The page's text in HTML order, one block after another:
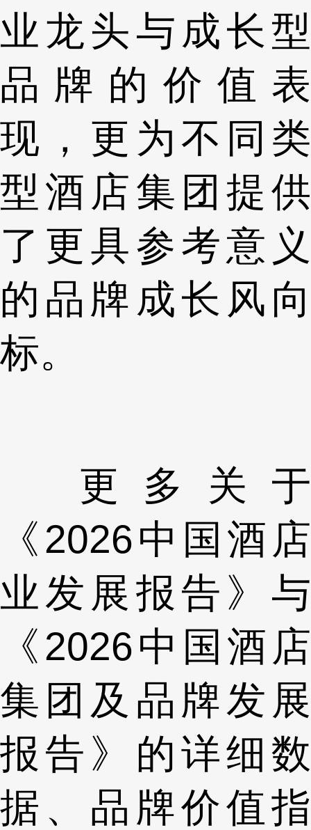
业龙头与成长型
品牌的价值表
现，更为不同类
型酒店集团提供
了更具参考意义
的品牌成长风向
标。
更多关于
《2026中国酒店
业发展报告》与
《2026中国酒店
集团及品牌发展
报告》的详细数
据、品牌价值指